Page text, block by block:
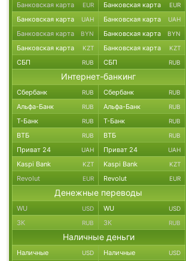
Банковская карта EUR Банковская карта EUR
Банковская карта UAH Банковская карта UAH
Банковская карта BYN Банковская карта BYN
Банковская карта KZT Банковская карта KZT
СБП RUB СБП RUB
Интернет-банкинг
Сбербанк RUB Сбербанк RUB
Альфа-Банк RUB Альфа-Банк RUB
Т-Банк RUB Т-Банк RUB
ВТБ RUB ВТБ RUB
Приват 24 UAH Приват 24 UAH
Kaspi Bank KZT Kaspi Bank KZT
Revolut EUR Revolut EUR
Денежные переводы
WU USD WU USD
ЗК RUB ЗК RUB
Наличные деньги
Наличные USD Наличные USD